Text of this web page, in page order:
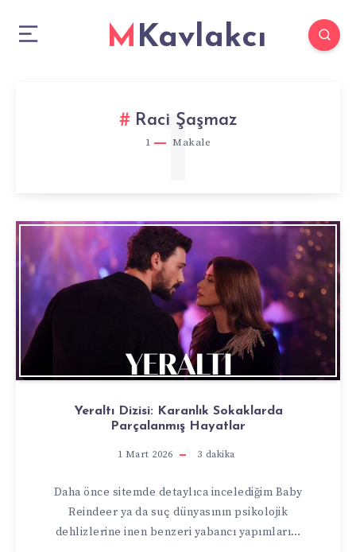
MKavlakcı
Raci Şaşmaz
1 Makale
1
Yeraltı Dizisi: Karanlık Sokaklarda
Parçalanmış Hayatlar
1 Mart 2026 3 dakika
Daha önce sitemde detaylıca incelediğim Baby
Reindeer ya da suç dünyasının psikolojik
dehlizlerine inen benzeri yabancı yapımları…